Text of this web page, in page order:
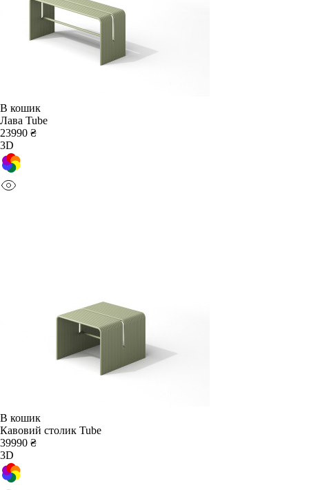
В кошик
Лава Tube
23990 ₴
3D
В кошик
Кавовий столик Tube
39990 ₴
3D